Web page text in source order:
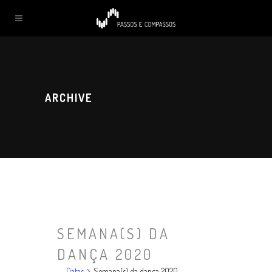
ARCHIVE
SEMANA(S) DA
DANÇA 2020